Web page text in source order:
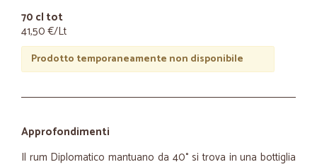
70 cl tot
41,50 €/Lt
Prodotto temporaneamente non disponibile
Approfondimenti
Il rum Diplomatico mantuano da 40° si trova in una bottiglia